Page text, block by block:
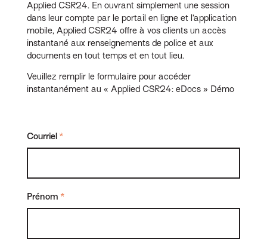
Applied CSR24. En ouvrant simplement une session
dans leur compte par le portail en ligne et l’application
mobile, Applied CSR24 offre à vos clients un accès
instantané aux renseignements de police et aux
documents en tout temps et en tout lieu.
Veuillez remplir le formulaire pour accéder
instantanément au « Applied CSR24: eDocs » Démo
*
Courriel
*
Prénom